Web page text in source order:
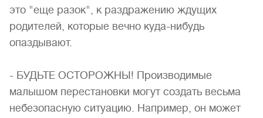
это "еще разок", к раздражению ждущих
родителей, которые вечно куда-нибудь
опаздывают.
- БУДЬТЕ ОСТОРОЖНЫ! Производимые
малышом перестановки могут создать весьма
небезопасную ситуацию. Например, он может